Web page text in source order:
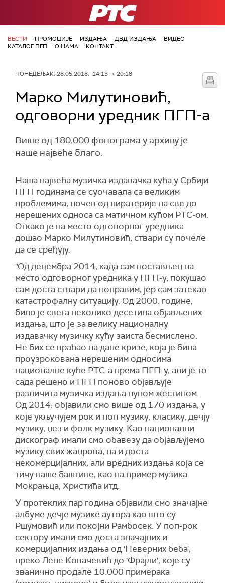
РТС
ВЕСТИ ПРОМОЦИЈЕ ИЗДАЊА ДВД ИЗДАЊА
ВИДЕО
КАТАЛОГ ПГП
О НАМА КОНТАКТ
ПОНЕДЕЉАК, 28.05.2018, 14:13 -> 20:18
Марко Милутиновић,
одговорни уредник ПГП-а
Више од 180.000 фонограма у архиву је
наше највеће благо.
Наша највећа музичка издавачка кућа у Србији
ПГП годинама се суочавала са великим
проблемима, почев од пиратерије па све до
нерешених односа са матичном кућом РТС-ом.
Откако је на место одговорног уредника
дошао Марко Милутиновић, ствари су почеле
да се сређују.
"Од децембра 2014, када сам постављен на
место одговорног уредника у ПГП-у, покушао
сам доста ствари да поправим, јер сам затекао
катастрофалну ситуацију. Од 2000. године,
било је свега неколико десетина објављених
издања, што је за велику националну
издавачку музичку кућу заиста бесмислено.
Не бих се враћао на дане кризе, која је била
проузрокована нерешеним односима
националне куће РТС-а према ПГП-у, али је то
сада решено и ПГП поново објављује
различита музичка издања пуном жестином.
Од 2014. објавили смо више од 170 издања, у
које укључујем рок и поп музику, класику, дечју
музику, џез и фолк музику. Као национални
дискограф имали смо обавезу да објављујемо
музику свих жанрова, па и доста
некомерцијалних, али вредних издања која се
тичу наше баштине, као на пример музика
Мокрањца, Христића итд.
У протеклих пар година објавили смо значајне
албуме дечје музике аутора као што су
Ршумовић или покојни Рамбосек. У поп-рок
сектору имали смо доста значајних и
комерцијалних издања од 'Неверних беба',
преко Лене Ковачевић до 'Фрајли', које су
званично продале 10.000 примерака